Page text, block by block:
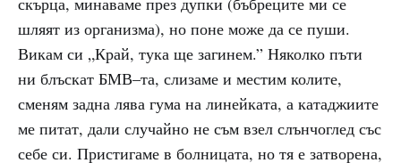
шляят из организма), но поне може да се пуши.
Викам си „Край, тука ще загинем.” Няколко пъти
ни блъскат БМВ–та, слизаме и местим колите,
сменям задна лява гума на линейката, а катаджиите
ме питат, дали случайно не съм взел слънчоглед със
себе си. Пристигаме в болницата, но тя е затворена,